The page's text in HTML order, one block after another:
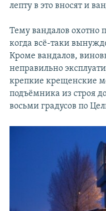
лепту в это вносят и
Тему вандалов охотно
когда всё-таки
Кроме вандалов,
неправильно
крепкие крещенские
подъёмника из строя
восьми градусов по